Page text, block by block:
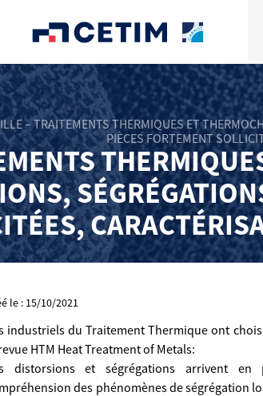
– TRAITEMENTS THERMIQUES ET
PIÈCES FORTEMENT
le : 15/10/2021
industriels du Traitement Thermique ont
HTM Heat Treatment of Metals:
distorsions et ségrégations arrivent
des phénomènes de ségrégation